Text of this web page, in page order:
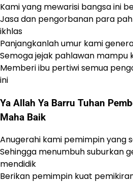
Kami yang mewarisi bangsa ini
Jasa dan pengorbanan para
ikhlas
Panjangkanlah umur kami
Semoga jejak pahlawan mampu
Memberi ibu pertiwi semua
ini
Ya Allah Ya Barru Tuhan
Maha Baik
Anugerahi kami pemimpin yang
Sehingga menumbuh suburkan
mendidik
Berikan pemimpin kuat